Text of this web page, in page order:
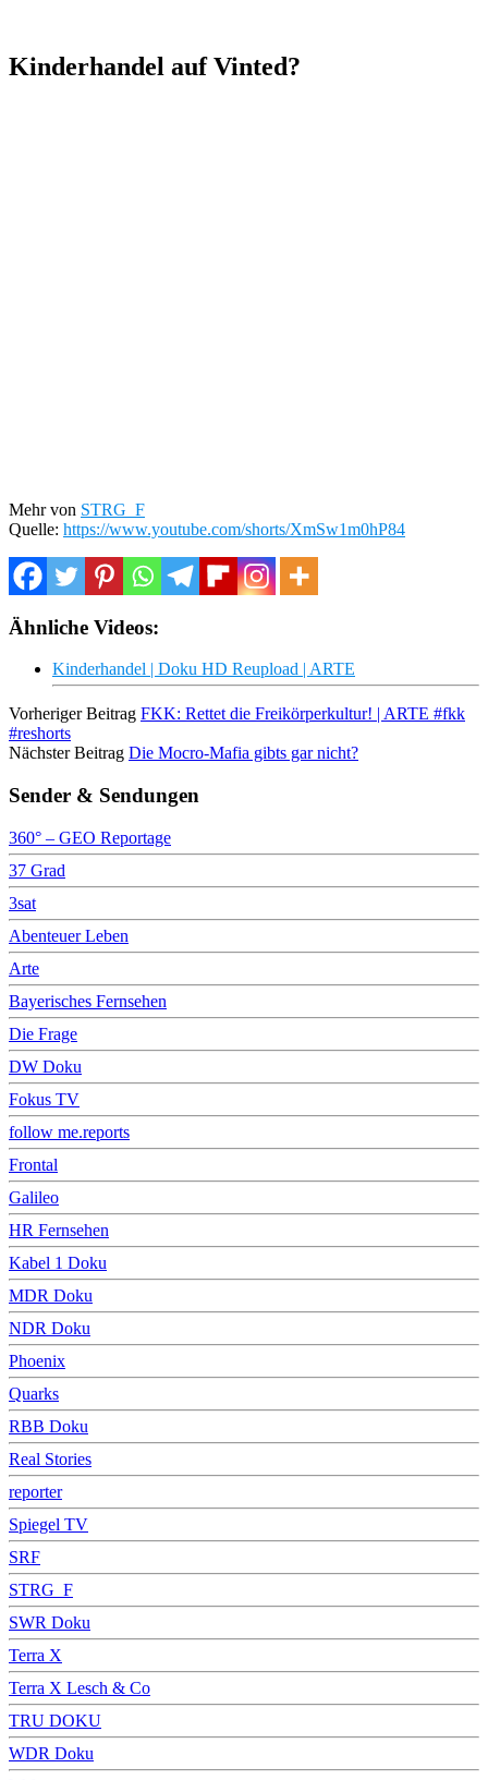
Kinderhandel auf Vinted?
Mehr von STRG_F
Quelle: https://www.youtube.com/shorts/XmSw1m0hP84
Ähnliche Videos:
Kinderhandel | Doku HD Reupload | ARTE
Vorheriger Beitrag FKK: Rettet die Freikörperkultur! | ARTE #fkk
#reshorts
Nächster Beitrag Die Mocro-Mafia gibts gar nicht?
Sender & Sendungen
360° – GEO Reportage
37 Grad
3sat
Abenteuer Leben
Arte
Bayerisches Fernsehen
Die Frage
DW Doku
Fokus TV
follow me.reports
Frontal
Galileo
HR Fernsehen
Kabel 1 Doku
MDR Doku
NDR Doku
Phoenix
Quarks
RBB Doku
Real Stories
reporter
Spiegel TV
SRF
STRG_F
SWR Doku
Terra X
Terra X Lesch & Co
TRU DOKU
WDR Doku